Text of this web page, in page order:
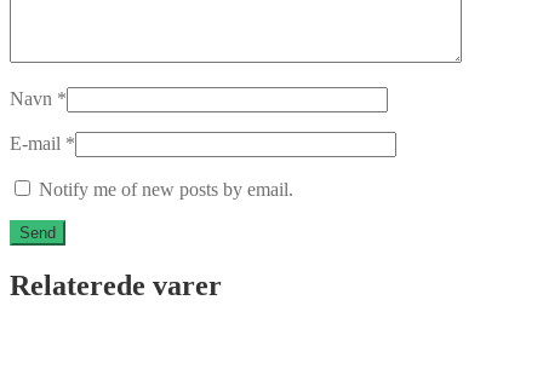
Navn *
E-mail *
Notify me of new posts by email.
Relaterede varer